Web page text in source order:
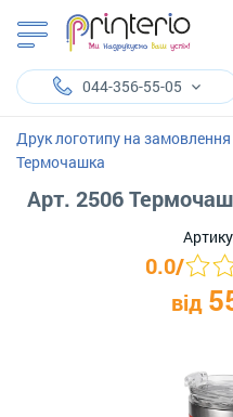
044-356-55-05
Друк логотипу на замовлення
Термочашка
Арт. 2506
0.0/
від